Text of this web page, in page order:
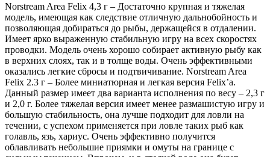
Norstream Area Felix 4,3 г – Достаточно крупная и тяжелая
модель, имеющая как следствие отличную дальнобойность и
позволяющая добираться до рыбы, держащейся в отдалении.
Имеет ярко выраженную стабильную игру на всех скоростях
проводки. Модель очень хорошо собирает активную рыбу как
в верхних слоях, так и в толще воды. Очень эффективными
оказались легкие сбросы и подтвичивание. Norstream Area
Felix 2.3 г – Более миниатюрная и легкая версия Felix’a.
Данный размер имеет два варианта исполнения по весу – 2,3 г
и 2,0 г. Более тяжелая версия имеет менее размашистую игру и
большую стабильность, она лучше подходит для ловли на
течении, с успехом применяется при ловле таких рыб как
голавль, язь, хариус. Очень эффективно получится
облавливать небольшие приямки и омуты на границе с